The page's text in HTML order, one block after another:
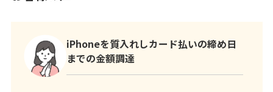
iPhoneを質入れしカード払いの締め日
までの金額調達